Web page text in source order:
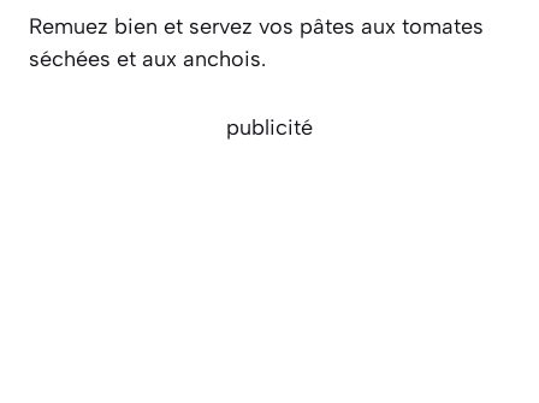
Remuez bien et servez vos pâtes aux tomates
séchées et aux anchois.
publicité